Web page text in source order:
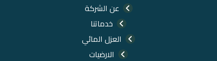
عن الشركة
خدماتنا
العزل المائي
الارضيات